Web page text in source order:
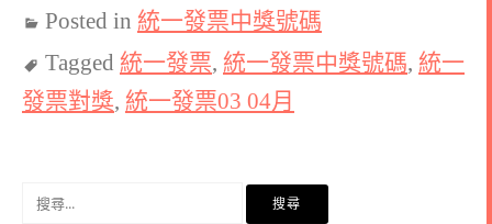
Posted in 統一發票中獎號碼
Tagged 統一發票, 統一發票中獎號碼, 統一
發票對獎, 統一發票03 04月